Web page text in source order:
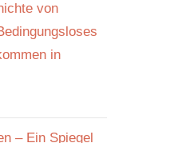
von
in
– Ein Spiegel